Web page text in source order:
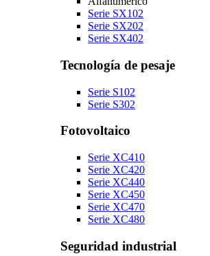
Serie SX102
Serie SX202
Serie SX402
Tecnología de pesaje
Serie S102
Serie S302
Fotovoltaico
Serie XC410
Serie XC420
Serie XC440
Serie XC450
Serie XC470
Serie XC480
Seguridad industrial